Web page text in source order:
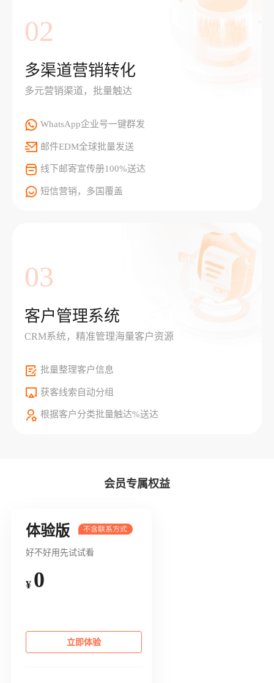
02
多渠道营销转化
多元营销渠道，批量触达
WhatsApp企业号一键群发
邮件EDM全球批量发送
线下邮寄宣传册100%送达
短信营销，多国覆盖
03
客户管理系统
CRM系统，精准管理海量客户资源
批量整理客户信息
获客线索自动分组
根据客户分类批量触达%送达
会员专属权益
体验版
好不好用先试试看
¥ 0
立即体验